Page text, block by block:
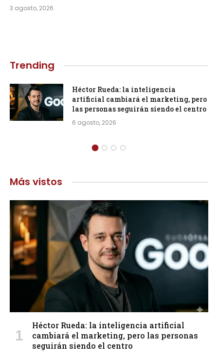
3 agosto, 2026
Trending
Héctor Rueda: la inteligencia
artificial cambiará el marketing, pero
las personas seguirán siendo el centro
6 agosto, 2026
Más vistos
Héctor Rueda: la inteligencia artificial
cambiará el marketing, pero las personas
seguirán siendo el centro